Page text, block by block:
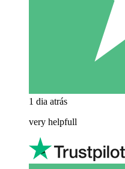
1 dia atrás
very helpfull